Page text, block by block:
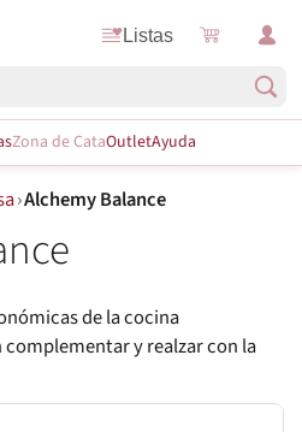
Listas
Zona de CataOutletAyuda
›Alchemy Balance
de la cocina
y realzar con la